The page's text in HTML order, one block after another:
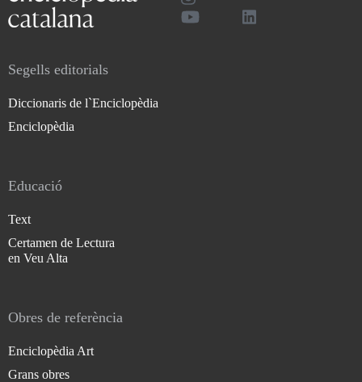
Segells editorials
Diccionaris de l`Enciclopèdia
Enciclopèdia
Educació
Text
Certamen de Lectura
en Veu Alta
Obres de referència
Enciclopèdia Art
Grans obres